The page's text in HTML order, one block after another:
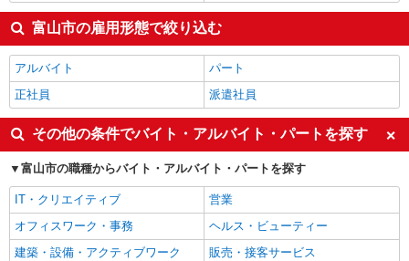
富山市の雇用形態で絞り込む
アルバイト
パート
正社員
派遣社員
その他の条件でバイト・アルバイト・パートを探す
富山市の職種からバイト・アルバイト・パートを探す
IT・クリエイティブ
営業
オフィスワーク・事務
ヘルス・ビューティー
建築・設備・アクティブワーク
販売・接客サービス